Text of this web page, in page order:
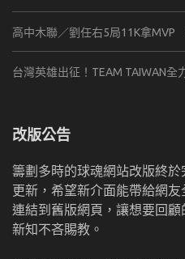
高中木聯／劉任右5局11K拿MVP
台灣英雄出征！TEAM TAIWAN全
改版公告
籌劃多時的球魂網站改版終
更新，希望新介面能帶給網
連結到舊版網頁，讓想要回
新知不吝賜教。